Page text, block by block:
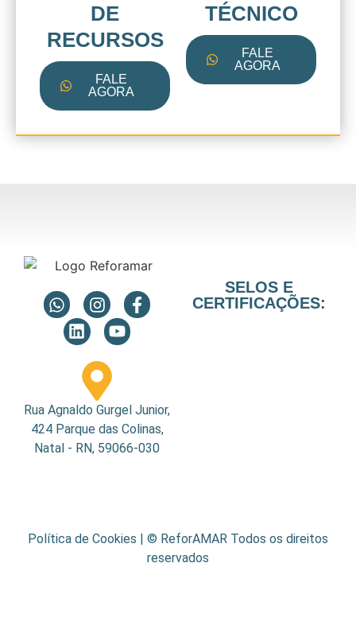
DE
RECURSOS
FALE
AGORA
TÉCNICO
FALE
AGORA
Rua Agnaldo Gurgel Junior,
424 Parque das Colinas,
Natal - RN, 59066-030
SELOS E
CERTIFICAÇÕES:
Política de Cookies | © ReforAMAR Todos os direitos
reservados